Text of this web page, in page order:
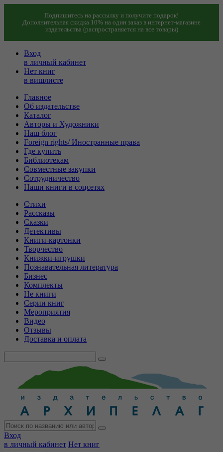
Подпишитесь на рассылку и получите подарок!
Дополнительная скидка 10% на один заказ в интернет-магазине
издательства (распространяется на все товары)
Вход
в личный кабинет
Нет книг
в вишлисте
Главное
Об издательстве
Каталог
Авторы и Художники
Наш блог
Foreign rights/ Иностранные права
Где купить
Библиотекам
Совместные закупки
Сотрудничество
Наши книги в соцсетях
Стихи
Рассказы
Сказки
Детективы
Книги-картонки
Творчество
Книжки-игрушки
Познавательная литература
Бизнес
Комплекты
Не книги
Серии книг
Мероприятия
Видео
Отзывы
Доставка и оплата
Вход
в личный кабинет Нет книг